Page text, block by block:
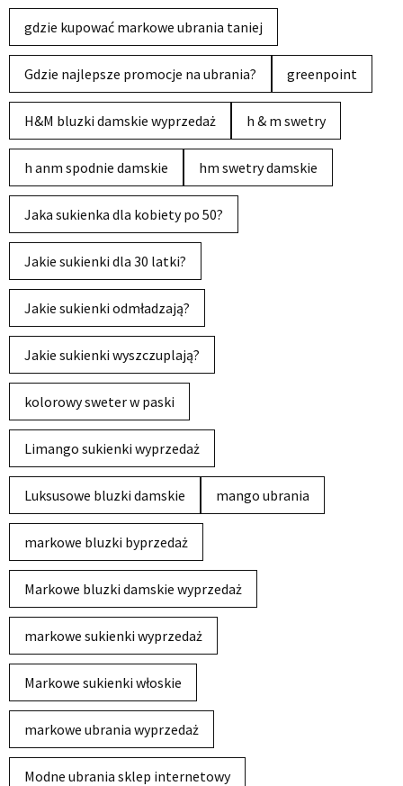
gdzie kupować markowe ubrania taniej
Gdzie najlepsze promocje na ubrania? greenpoint
H&M bluzki damskie wyprzedaż h & m swetry
h anm spodnie damskie hm swetry damskie
Jaka sukienka dla kobiety po 50?
Jakie sukienki dla 30 latki?
Jakie sukienki odmładzają?
Jakie sukienki wyszczuplają?
kolorowy sweter w paski
Limango sukienki wyprzedaż
Luksusowe bluzki damskie mango ubrania
markowe bluzki byprzedaż
Markowe bluzki damskie wyprzedaż
markowe sukienki wyprzedaż
Markowe sukienki włoskie
markowe ubrania wyprzedaż
Modne ubrania sklep internetowy